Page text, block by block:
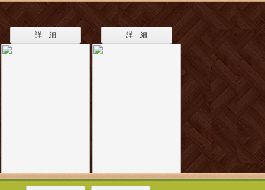
詳 細 詳 細